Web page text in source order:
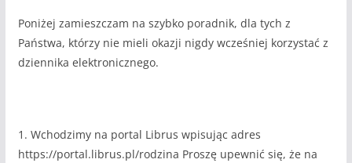
Poniżej zamieszczam na szybko poradnik, dla tych z
Państwa, którzy nie mieli okazji nigdy wcześniej korzystać z
dziennika elektronicznego.
1. Wchodzimy na portal Librus wpisując adres
https://portal.librus.pl/rodzina Proszę upewnić się, że na